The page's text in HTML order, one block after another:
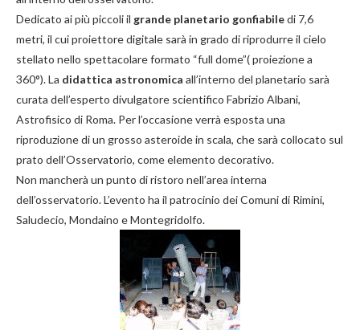
Dedicato ai più piccoli il grande planetario gonfiabiledi 7,6
metri, il cui proiettore digitale sarà in grado di riprodurre il cielo
stellato nello spettacolare formato “full dome”( proiezione a
360°). La didattica astronomica all’interno del planetario sarà
curata dell’esperto divulgatore scientifico Fabrizio Albani,
Astrofisico di Roma. Per l’occasione verrà esposta una
riproduzione di un grosso asteroide in scala, che sarà collocato sul
prato dell’Osservatorio, come elemento decorativo.
Non mancherà un punto di ristoro nell’area interna
dell’osservatorio. L’evento ha il patrocinio dei Comuni di Rimini,
Saludecio, Mondaino e Montegridolfo.